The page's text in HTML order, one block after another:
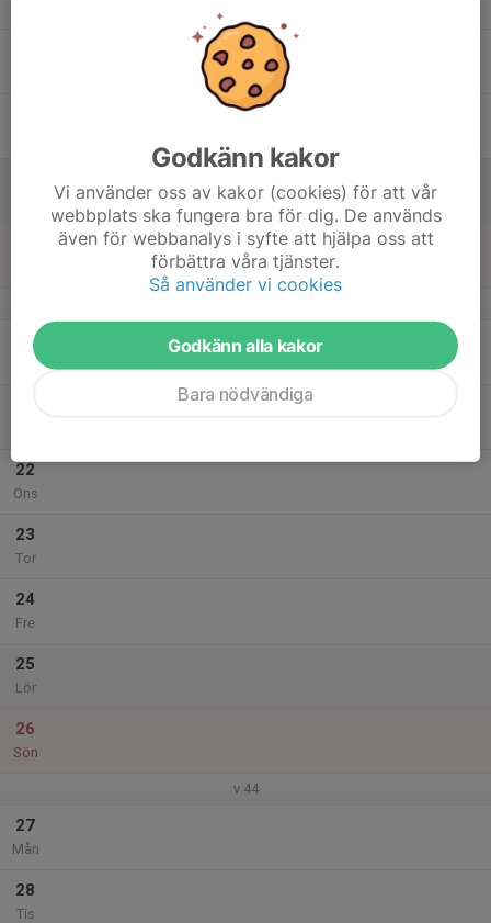
20
Mån
22
Ons
23
Tor
24
Fre
25
Lör
26
Sön
v.44
27
Mån
28
Tis
Godkänn kakor
Vi använder oss av kakor (cookies) för att vår
webbplats ska fungera bra för dig. De används
även för webbanalys i syfte att hjälpa oss att
förbättra våra tjänster.
Så använder vi cookies
Godkänn alla kakor
Bara nödvändiga